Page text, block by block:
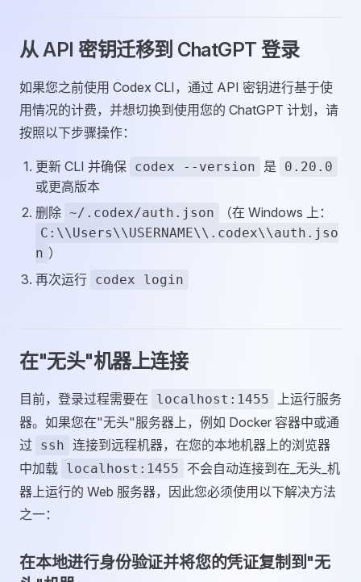
从 API 密钥迁移到 ChatGPT 登录
如果您之前使用 Codex CLI，通过 API 密钥进行基于使
用情况的计费，并想切换到使用您的 ChatGPT 计划，请
按照以下步骤操作：
更新 CLI 并确保 codex --version 是 0.20.0
或更高版本
删除 ~/.codex/auth.json （在 Windows 上：
C:\\Users\\USERNAME\\.codex\\auth.jso
n ）
再次运行 codex login
在"无头"机器上连接
目前，登录过程需要在 localhost:1455
上运行服务
器。如果您在"无头"服务器上，例如 Docker 容器中或通
过
ssh 连接到远程机器，在您的本地机器上的浏览器
中加载 localhost:1455
不会自动连接到在_无头_机
器上运行的 Web 服务器，因此您必须使用以下解决方法
之一：
在本地进行身份验证并将您的凭证复制到"无